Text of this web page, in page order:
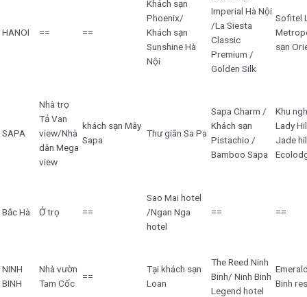
HANOI == ==
Khách sạn
Phoenix/
Khách sạn
Sunshine Hà
Nội
Imperial Hà Nội
/La Siesta
Classic
Premium /
Golden Silk
Sofitel
sạn
SAPA
Nhà trọ
Tả Van
view/Nhà
dân Mega
view
khách sạn Mây
Sapa
Thư giãn Sa Pa
Sapa Charm /
Khách sạn
Pistachio /
Bamboo Sapa
Khu
Lady
Jade
Bắc Hà Ở trọ ==
Sao Mai hotel
/Ngan Nga
hotel
== ==
NINH
BINH
Nhà vườn
Tam Cốc
==
Tại khách sạn
Loan
The Reed Ninh
Binh/ Ninh Binh
Legend hotel
Binh